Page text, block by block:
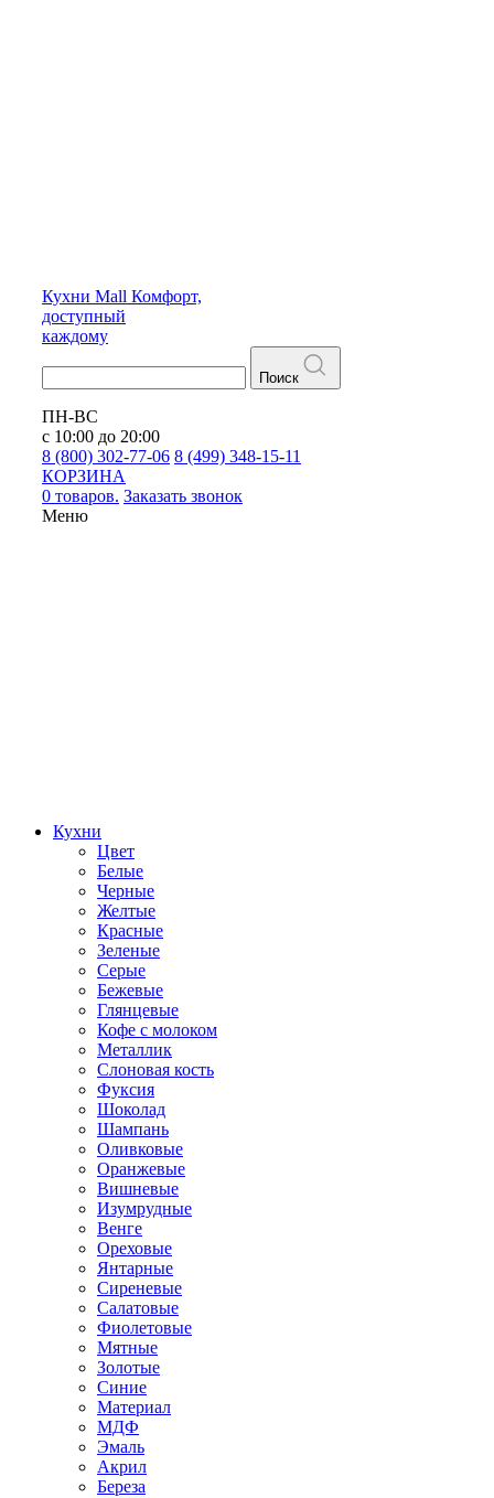
Кухни Mall Комфорт,
доступный
каждому
Поиск
ПН-ВС
с 10:00 до 20:00
8 (800) 302-77-06 8 (499) 348-15-11
КОРЗИНА
0 товаров. Заказать звонок
Меню
Кухни
Цвет
Белые
Черные
Желтые
Красные
Зеленые
Серые
Бежевые
Глянцевые
Кофе с молоком
Металлик
Слоновая кость
Фуксия
Шоколад
Шампань
Оливковые
Оранжевые
Вишневые
Изумрудные
Венге
Ореховые
Янтарные
Сиреневые
Салатовые
Фиолетовые
Мятные
Золотые
Синие
Материал
МДФ
Эмаль
Акрил
Береза